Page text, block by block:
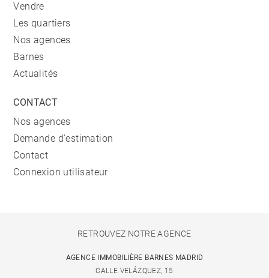
Vendre
Les quartiers
Nos agences
Barnes
Actualités
CONTACT
Nos agences
Demande d'estimation
Contact
Connexion utilisateur
RETROUVEZ NOTRE AGENCE
AGENCE IMMOBILIÈRE BARNES MADRID
CALLE VELÁZQUEZ, 15